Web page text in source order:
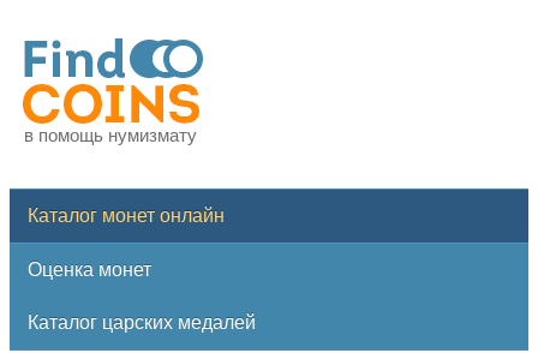
в помощь нумизмату
Каталог монет онлайн
Оценка монет
Каталог царских медалей